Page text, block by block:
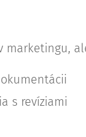
marketingu,
s revíziami